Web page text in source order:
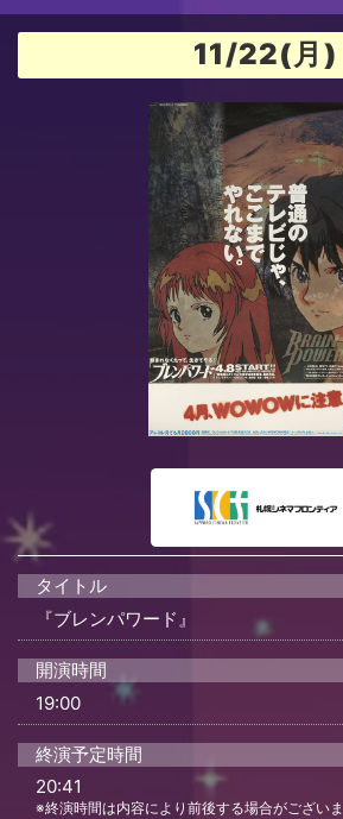
11/22(月)
タイトル
『ブレンパワード』
開演時間
19:00
終演予定時間
20:41
※終演時間は内容により前後する場合がございま